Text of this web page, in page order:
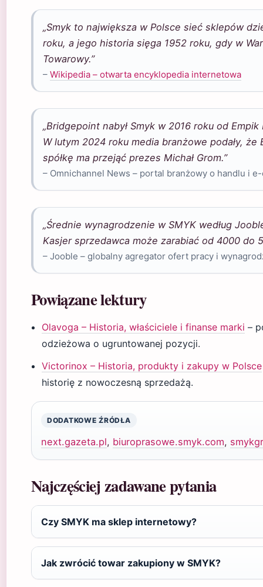
„Smyk to największa w Polsce sieć sklepów
roku, a jego historia sięga 1952 roku, gdy w
Towarowy.”
– Wikipedia – otwarta encyklopedia internetowa
„Bridgepoint nabył Smyk w 2016 roku od
W lutym 2024 roku media branżowe podały,
spółkę ma przejąć prezes Michał Grom.”
– Omnichannel News – portal branżowy o handlu i
„Średnie wynagrodzenie w SMYK według
Kasjer sprzedawca może zarabiać od 4000 do
– Jooble – globalny agregator ofert pracy i
Powiązane lektury
Olavoga – Historia, właściciele i finanse marki –
odzieżowa o ugruntowanej pozycji.
Victorinox – Historia, produkty i zakupy w Polsce
historię z nowoczesną sprzedażą.
DODATKOWE ŹRÓDŁA
next.gazeta.pl, biuroprasowe.smyk.com,
Najczęściej zadawane pytania
Czy SMYK ma sklep internetowy?
Jak zwrócić towar zakupiony w SMYK?